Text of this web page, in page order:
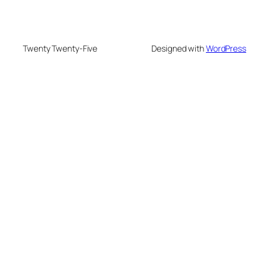
Twenty Twenty-Five Designed withWordPress